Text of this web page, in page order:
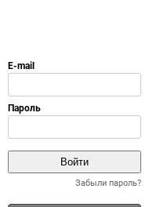
Забыли пароль?